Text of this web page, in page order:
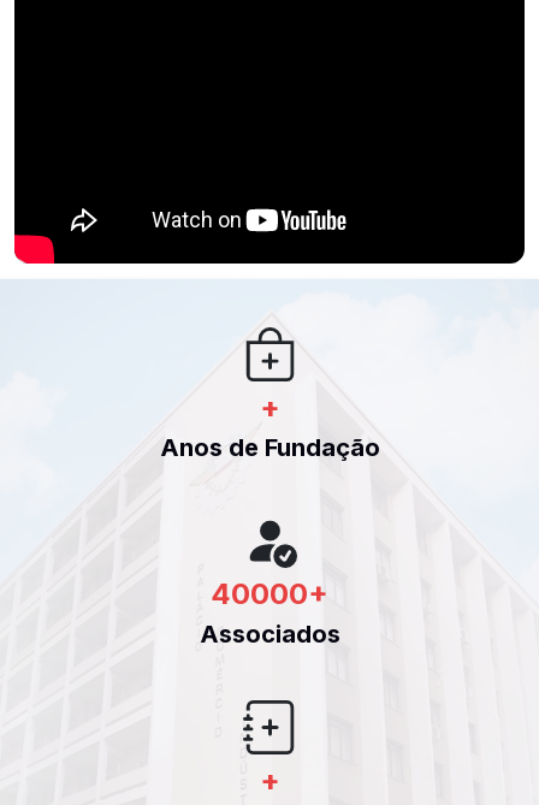
+
Anos de Fundação
40000+
Associados
+